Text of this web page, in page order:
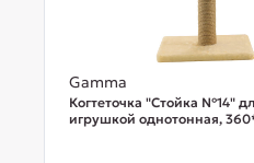
Gamma
Когтеточка "Стойка №14"
игрушкой однотонная,